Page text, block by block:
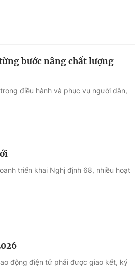
bước nâng chất lượng
điều hành và phục vụ người dân,
triển khai Nghị định 68, nhiều hoạt
động điện tử phải được giao kết, ký